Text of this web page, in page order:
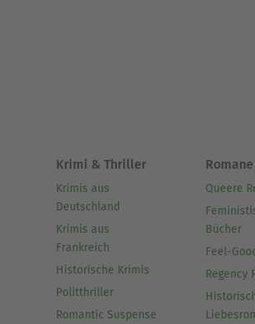
Krimi & Thriller
Krimis aus
Deutschland
Krimis aus
Frankreich
Historische Krimis
Politthriller
Romantic Suspense
Queere
Bücher
Feel-
Regency